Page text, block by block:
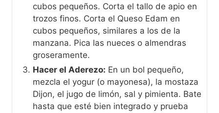
cubos pequeños. Corta el tallo de apio en
trozos finos. Corta el Queso Edam en
cubos pequeños, similares a los de la
manzana. Pica las nueces o almendras
groseramente.
Hacer el Aderezo: En un bol pequeño,
mezcla el yogur (o mayonesa), la mostaza
Dijon, el jugo de limón, sal y pimienta. Bate
hasta que esté bien integrado y prueba